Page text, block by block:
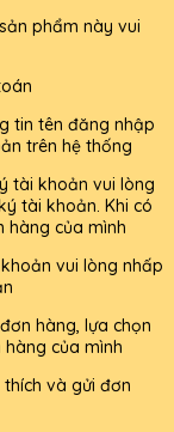
phẩm này vui
tin tên đăng nhập
trên hệ thống
tài khoản vui lòng
tài khoản. Khi có
hàng của mình
vui lòng nhấp
hàng, lựa chọn
của mình
và gửi đơn